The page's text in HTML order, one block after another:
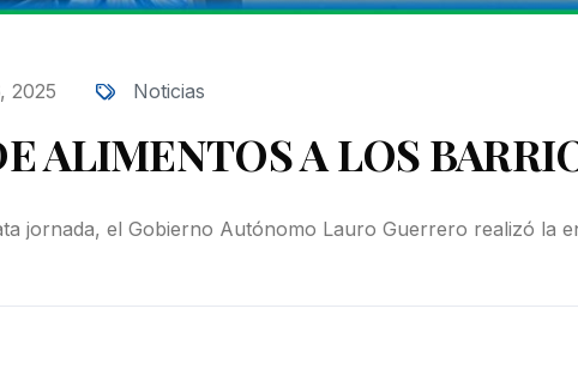
2025 Noticias
ALIMENTOS A LOS
jornada, el Gobierno Autónomo Lauro Guerrero realizó la